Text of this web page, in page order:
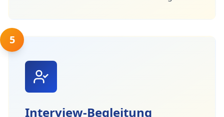
5
Interview-Begleitung